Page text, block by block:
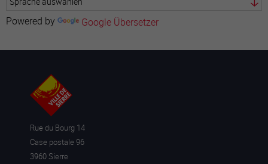
Powered by Google Übersetzer
Rue du Bourg 14
Case postale 96
3960 Sierre